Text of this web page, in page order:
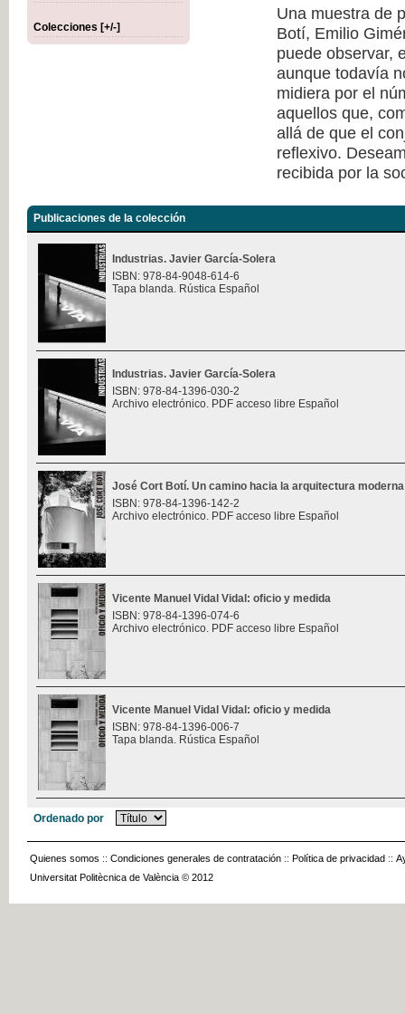
Colecciones [+/-]
Una muestra de
Botí, Emilio
puede observar,
aunque todavía
midiera por el
aquellos que,
allá de que el
reflexivo.
recibida por la
Publicaciones de la colección
Industrias. Javier García-Solera
ISBN: 978-84-9048-614-6
Tapa blanda. Rústica Español
Industrias. Javier García-Solera
ISBN: 978-84-1396-030-2
Archivo electrónico. PDF acceso libre Español
José Cort Botí. Un camino hacia la arquitectura moderna
ISBN: 978-84-1396-142-2
Archivo electrónico. PDF acceso libre Español
Vicente Manuel Vidal Vidal: oficio y medida
ISBN: 978-84-1396-074-6
Archivo electrónico. PDF acceso libre Español
Vicente Manuel Vidal Vidal: oficio y medida
ISBN: 978-84-1396-006-7
Tapa blanda. Rústica Español
Ordenado por
Quienes somos :: Condiciones generales de contratación :: Política de privacidad ::
Universitat Politècnica de València © 2012